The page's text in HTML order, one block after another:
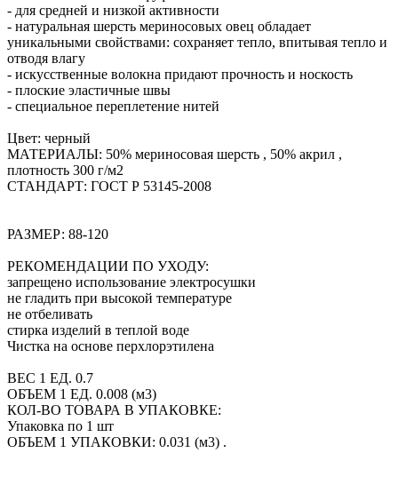
- для средней и низкой активности
- натуральная шерсть мериносовых овец обладает
уникальными свойствами: сохраняет тепло, впитывая тепло и
отводя влагу
- искусственные волокна придают прочность и носкость
- плоские эластичные швы
- специальное переплетение нитей
Цвет: черный
МАТЕРИАЛЫ: 50% мериносовая шерсть , 50% акрил ,
плотность 300 г/м2
СТАНДАРТ: ГОСТ Р 53145-2008
РАЗМЕР: 88-120
РЕКОМЕНДАЦИИ ПО УХОДУ:
запрещено использование электросушки
не гладить при высокой температуре
не отбеливать
стирка изделий в теплой воде
Чистка на основе перхлорэтилена
ВЕС 1 ЕД. 0.7
ОБЪЕМ 1 ЕД. 0.008 (м3)
КОЛ-ВО ТОВАРА В УПАКОВКЕ:
Упаковка по 1 шт
ОБЪЕМ 1 УПАКОВКИ: 0.031 (м3) .